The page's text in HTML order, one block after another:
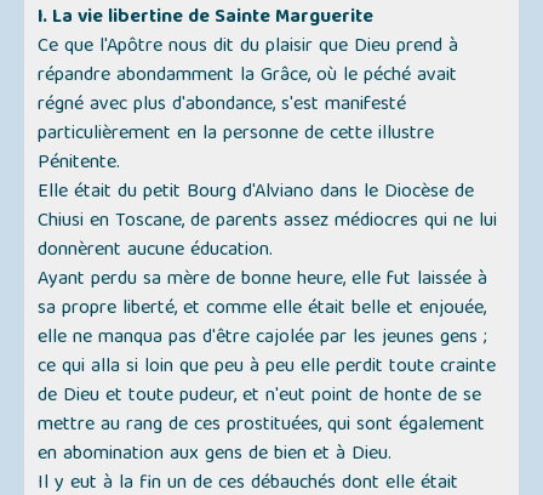
I. La vie libertine de Sainte Marguerite
Ce que l'Apôtre nous dit du plaisir que Dieu prend à
répandre abondamment la Grâce, où le péché avait
régné avec plus d'abondance, s'est manifesté
particulièrement en la personne de cette illustre
Pénitente.
Elle était du petit Bourg d'Alviano dans le Diocèse de
Chiusi en Toscane, de parents assez médiocres qui ne lui
donnèrent aucune éducation.
Ayant perdu sa mère de bonne heure, elle fut laissée à
sa propre liberté, et comme elle était belle et enjouée,
elle ne manqua pas d'être cajolée par les jeunes gens ;
ce qui alla si loin que peu à peu elle perdit toute crainte
de Dieu et toute pudeur, et n'eut point de honte de se
mettre au rang de ces prostituées, qui sont également
en abomination aux gens de bien et à Dieu.
Il y eut à la fin un de ces débauchés dont elle était